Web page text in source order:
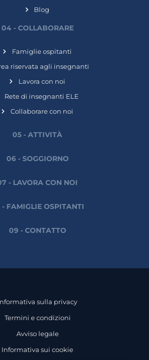
Blog
04 - COLLABORARE
Famiglie ospitanti
riservata agli insegnanti
Lavora con noi
Rete di insegnanti ELE
Collaborare con noi
05 - ATTIVITÀ
06 - SOGGIORNO
- LAVORA CON NOI
FAMIGLIE OSPITANTI
09 - CONTATTO
sulla privacy
Termini e condizioni
Avviso legale
Informativa sui cookie